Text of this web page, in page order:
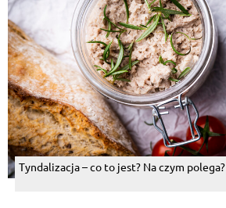
Tyndalizacja – co to jest? Na czym polega?